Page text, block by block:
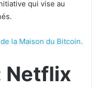
qui vise au
la Maison du Bitcoin.
Netflix